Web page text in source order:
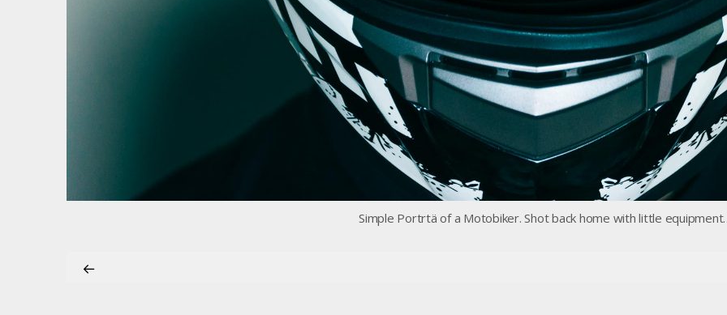
Simple Portrtä of a Motobiker. Shot back home with little